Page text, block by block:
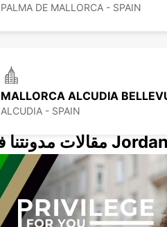
PALMA DE MALLORCA - SPAIN
MALLORCA ALCUDIA
ALCUDIA - SPAIN
IBIZA AIRPORT
SANT JORDI - SPAIN
مقالات مدونتنا في Jordan